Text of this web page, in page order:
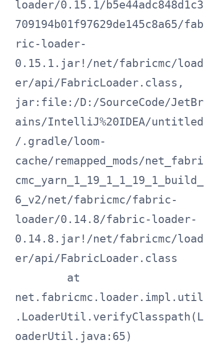
loader/0.15.1/b5e44adc848d1c3
709194b01f97629de145c8a65/fab
ric-loader-
0.15.1.jar!/net/fabricmc/load
er/api/FabricLoader.class,
jar:file:/D:/SourceCode/JetBr
ains/IntelliJ%20IDEA/untitled
/.gradle/loom-
cache/remapped_mods/net_fabri
cmc_yarn_1_19_1_1_19_1_build_
6_v2/net/fabricmc/fabric-
loader/0.14.8/fabric-loader-
0.14.8.jar!/net/fabricmc/load
er/api/FabricLoader.class
net.fabricmc.loader.impl.util
.LoaderUtil.verifyClasspath(L
oaderUtil.java:65)